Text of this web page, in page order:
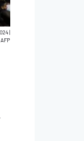
|